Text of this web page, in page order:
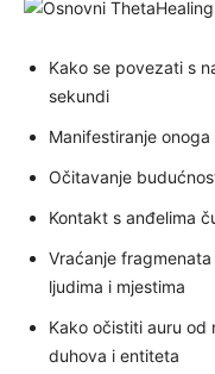
Kako se povezati s
sekundi
Manifestiranje
Očitavanje
Kontakt s anđelima
Vraćanje
ljudima i mjestima
Kako očistiti auru od
duhova i entiteta